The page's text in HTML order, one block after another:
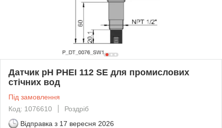
Датчик pH PHEI 112 SE для промислових
стічних вод
Під замовлення
Код: 1076610
Роздріб
Відправка з 17 вересня 2026